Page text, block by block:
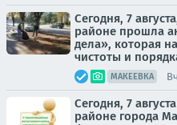
Сегодня, 7
районе прошла
дела», которая
чистоты и
МАКЕЕВКА
Сегодня, 7
районе города